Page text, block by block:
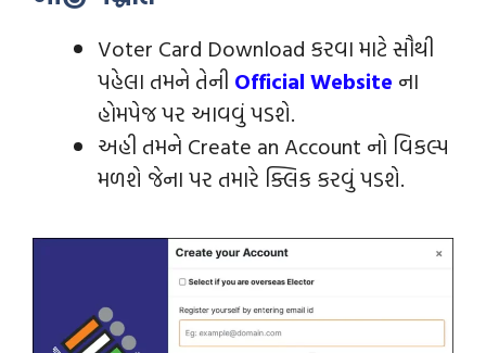
Voter Card Download કરવા માટે સૌથી
પહેલા તમને તેની Official Website ના
હોમપેજ પર આવવું પડશે.
અહી તમને Create an Account નો વિકલ્પ
મળશે જેના પર તમારે ક્લિક કરવું પડશે.